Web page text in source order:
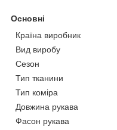
Основні
Країна виробник
Вид виробу
Сезон
Тип тканини
Тип коміра
Довжина рукава
Фасон рукава